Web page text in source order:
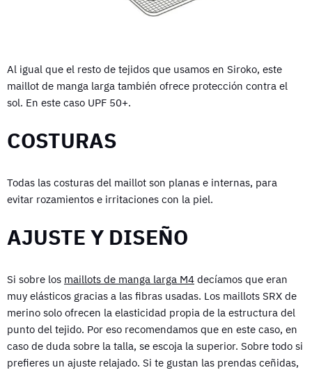
Al igual que el resto de tejidos que usamos en Siroko, este
maillot de manga larga también ofrece protección contra el
sol. En este caso UPF 50+.
COSTURAS
Todas las costuras del maillot son planas e internas, para
evitar rozamientos e irritaciones con la piel.
AJUSTE Y DISEÑO
Si sobre los maillots de manga larga M4 decíamos que eran
muy elásticos gracias a las fibras usadas. Los maillots SRX de
merino solo ofrecen la elasticidad propia de la estructura del
punto del tejido. Por eso recomendamos que en este caso, en
caso de duda sobre la talla, se escoja la superior. Sobre todo si
prefieres un ajuste relajado. Si te gustan las prendas ceñidas,